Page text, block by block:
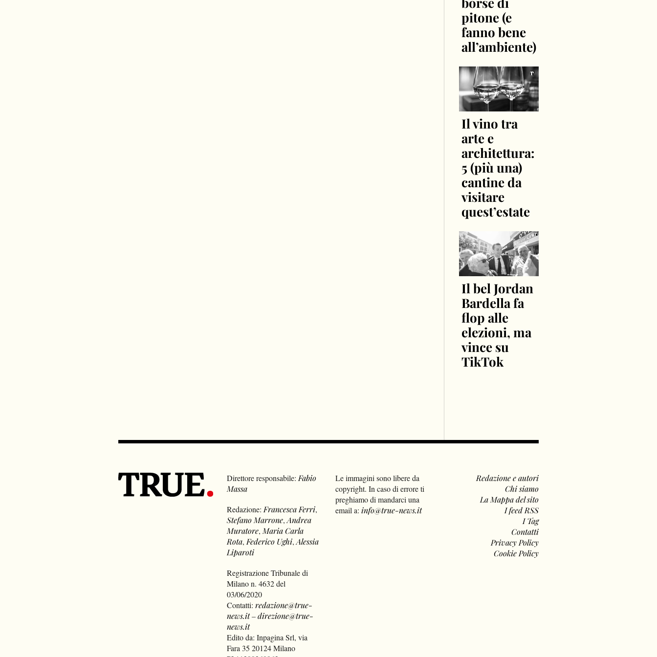
pitone (e
fanno bene
all’ambiente)
Il vino tra
arte e
architettura:
5 (più una)
cantine da
visitare
quest’estate
Il bel Jordan
Bardella fa
flop alle
elezioni, ma
vince su
TikTok
Direttore responsabile: Fabio
Massa
Redazione: Francesca Ferri,
Stefano Marrone,Andrea
Muratore, Maria Carla
Rota, Federico Ughi,Alessia
Liparoti
Registrazione Tribunale di
Milano n. 4632 del
03/06/2020
Contatti:redazione@true-
news.it–direzione@true-
news.it
Edito da: Inpagina Srl, via
Fara 35 20124 Milano
Le immagini sono libere da
copyright. In caso di errore ti
preghiamo di mandarci una
email a: info@true-news.it
Redazione e autori
Chi siamo
La Mappa del sito
I feed RSS
I Tag
Contatti
Privacy Policy
Cookie Policy